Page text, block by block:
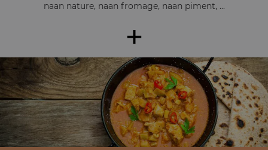
naan nature, naan fromage, naan piment, ...
+